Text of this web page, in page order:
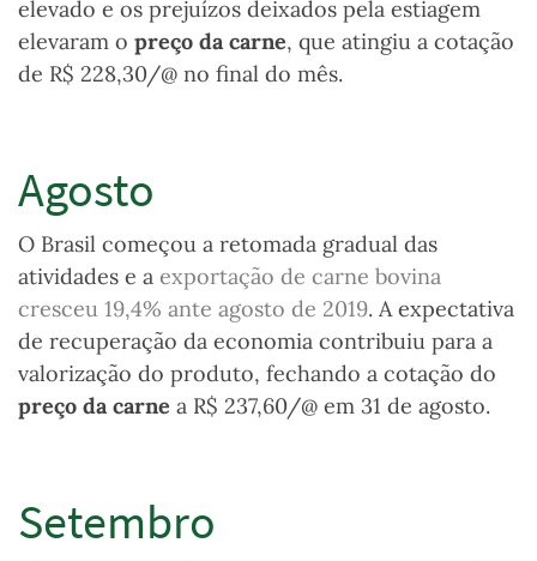
elevado e os prejuízos deixados pela estiagem
elevaram o preço da carne, que atingiu a cotação
de R$ 228,30/@ no final do mês.
Agosto
O Brasil começou a retomada gradual das
atividades e a exportação de carne bovina
cresceu 19,4% ante agosto de 2019. A expectativa
de recuperação da economia contribuiu para a
valorização do produto, fechando a cotação do
preço da carne a R$ 237,60/@ em 31 de agosto.
Setembro